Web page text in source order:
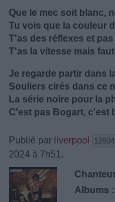
Que le mec soit blanc,
Tu vois que la couleur
T'as des réflexes et
T'as la vitesse mais
Je regarde partir dans
Souliers cirés dans ce
La série noire pour la
C'est pas Bogart, c'est
Publié par liverpool
2024 à 7h51.
Albums :